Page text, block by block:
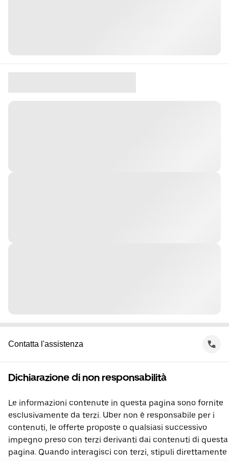
Contatta l'assistenza
Dichiarazione di non responsabilità
Le informazioni contenute in questa pagina sono fornite
esclusivamente da terzi. Uber non è responsabile per i
contenuti, le offerte proposte o qualsiasi successivo
impegno preso con terzi derivanti dai contenuti di questa
pagina. Quando interagisci con terzi, stipuli direttamente